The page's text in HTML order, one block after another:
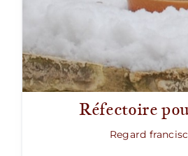
Réfectoire
Regard